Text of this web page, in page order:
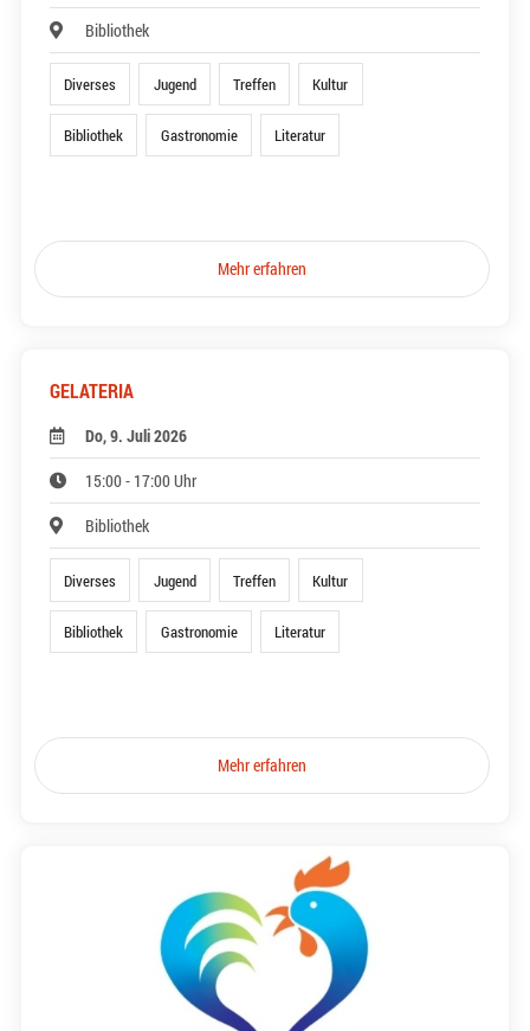
Bibliothek
Diverses Jugend Treffen Kultur
Bibliothek Gastronomie Literatur
Mehr erfahren
GELATERIA
Do, 9. Juli 2026
15:00 - 17:00 Uhr
Bibliothek
Diverses Jugend Treffen Kultur
Bibliothek Gastronomie Literatur
Mehr erfahren